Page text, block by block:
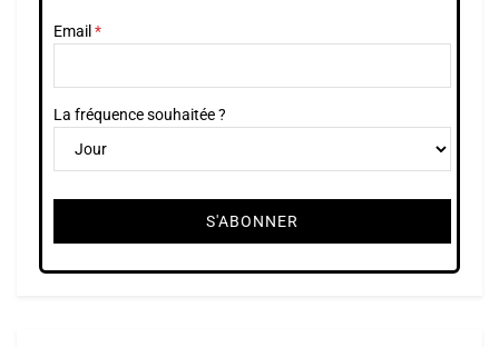
Email
La fréquence souhaitée ?